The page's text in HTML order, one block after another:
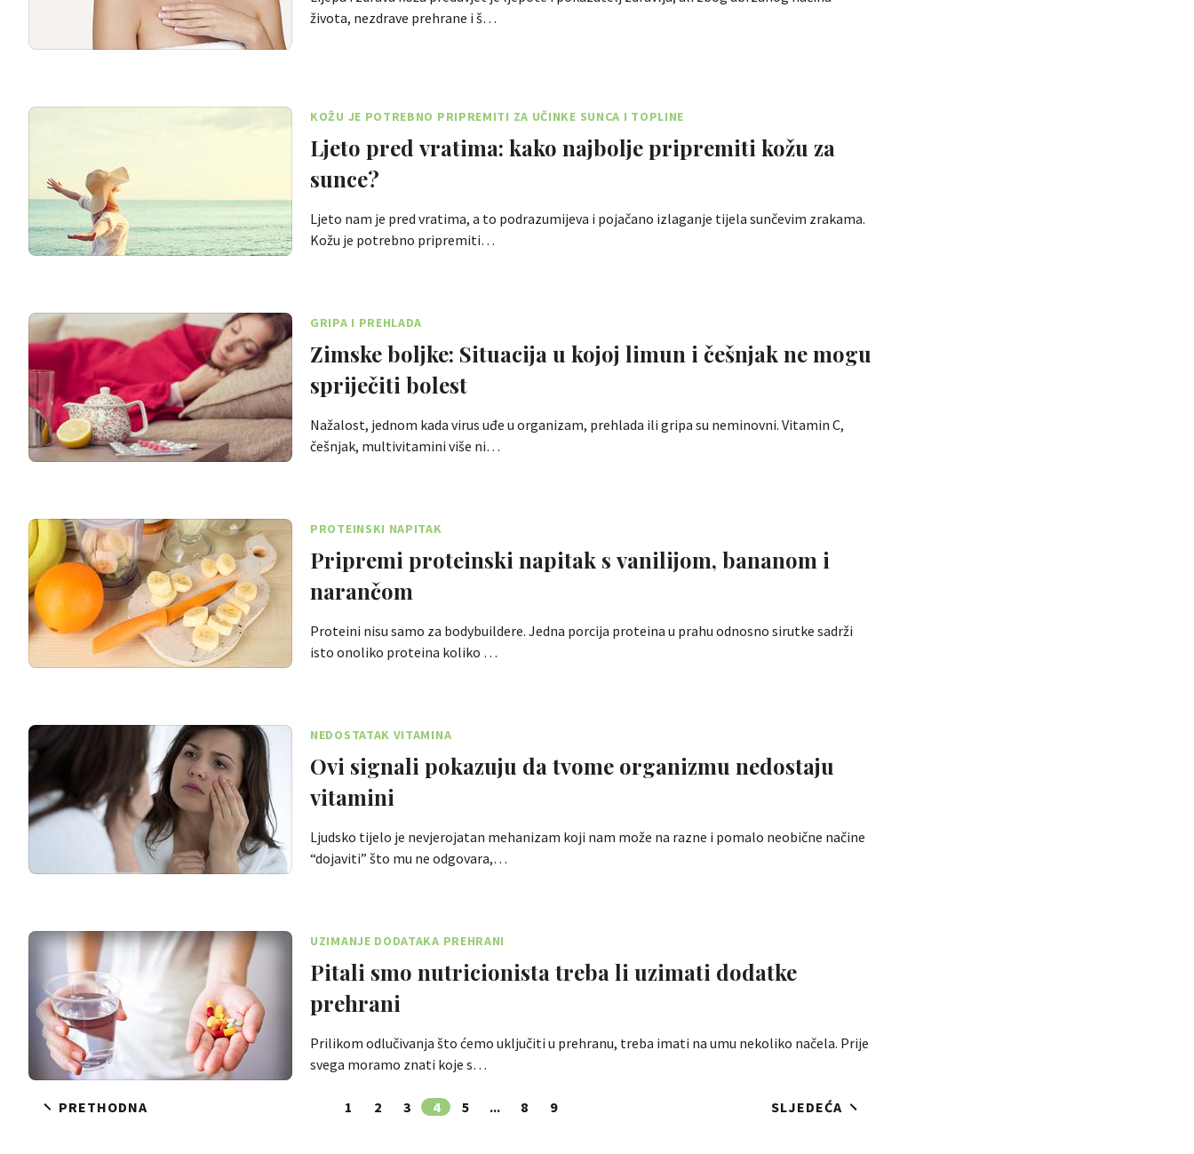
života, nezdrave prehrane i š…
KOŽU JE POTREBNO PRIPREMITI ZA UČINKE SUNCA I TOPLINE
Ljeto pred vratima: kako najbolje pripremiti kožu za
sunce?
Ljeto nam je pred vratima, a to podrazumijeva i pojačano izlaganje tijela sunčevim zrakama.
Kožu je potrebno pripremiti…
GRIPA I PREHLADA
Zimske boljke: Situacija u kojoj limun i češnjak ne mogu
spriječiti bolest
Nažalost, jednom kada virus uđe u organizam, prehlada ili gripa su neminovni. Vitamin C,
češnjak, multivitamini više ni…
PROTEINSKI NAPITAK
Pripremi proteinski napitak s vanilijom, bananom i
narančom
Proteini nisu samo za bodybuildere. Jedna porcija proteina u prahu odnosno sirutke sadrži
isto onoliko proteina koliko …
NEDOSTATAK VITAMINA
Ovi signali pokazuju da tvome organizmu nedostaju
vitamini
Ljudsko tijelo je nevjerojatan mehanizam koji nam može na razne i pomalo neobične načine
“dojaviti” što mu ne odgovara,…
UZIMANJE DODATAKA PREHRANI
Pitali smo nutricionista treba li uzimati dodatke
prehrani
Prilikom odlučivanja što ćemo uključiti u prehranu, treba imati na umu nekoliko načela. Prije
svega moramo znati koje s…
PRETHODNA 1 2 3 4 5 ... 8 9 SLJEDEĆA